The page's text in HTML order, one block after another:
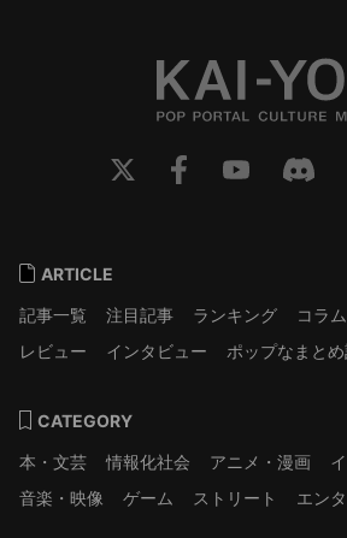
ARTICLE
記事一覧
注目記事 ランキング コラム
レビュー
インタビュー ポップなまと
CATEGORY
本・文芸
情報化社会 アニメ・漫画
音楽・映像
ゲーム ストリート エン